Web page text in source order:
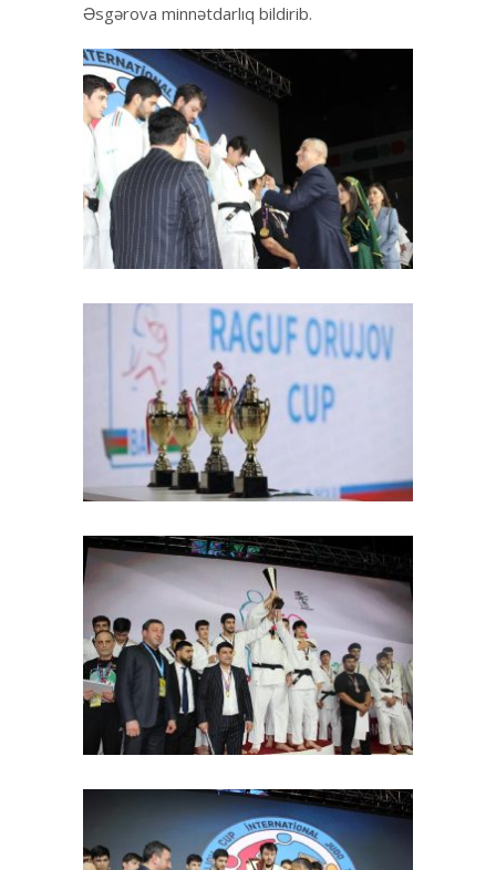
Əsgərova minnətdarlıq bildirib.